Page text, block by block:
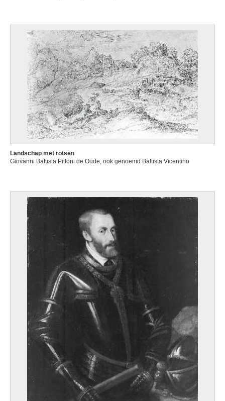
Landschap met rotsen
Giovanni Battista Pittoni de Oude, ook genoemd Battista Vicentino